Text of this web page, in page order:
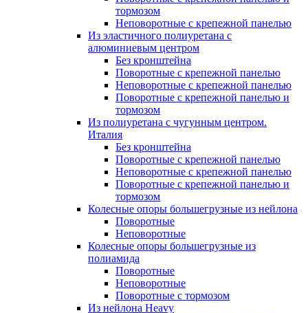
тормозом
Неповоротные с крепежной панелью
Из эластичного полиуретана с
алюминиевым центром
Без кронштейна
Поворотные с крепежной панелью
Неповоротные с крепежной панелью
Поворотные с крепежной панелью и
тормозом
Из полиуретана с чугунным центром.
Италия
Без кронштейна
Поворотные с крепежной панелью
Неповоротные с крепежной панелью
Поворотные с крепежной панелью и
тормозом
Колесные опоры большегрузные из нейлона
Поворотные
Неповоротные
Колесные опоры большегрузные из
полиамида
Поворотные
Неповоротные
Поворотные с тормозом
Из нейлона Heavy